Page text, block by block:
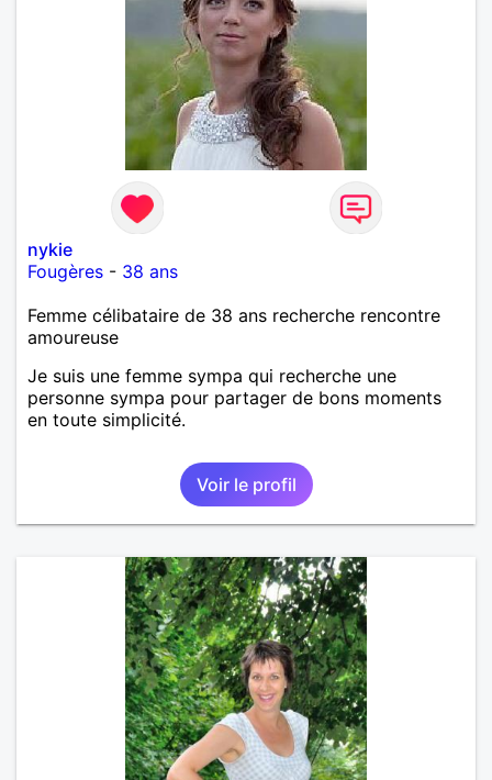
nykie
Fougères - 38 ans
Femme célibataire de 38 ans recherche rencontre
amoureuse
Je suis une femme sympa qui recherche une
personne sympa pour partager de bons moments
en toute simplicité.
Voir le profil